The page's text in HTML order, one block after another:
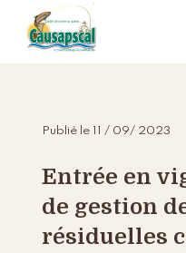
Publié le 11 / 09/ 2023
Entrée en
de gestion
résiduelles